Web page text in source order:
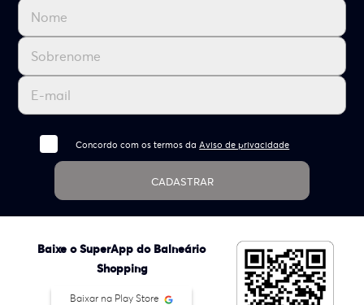
Concordo com os termos daAviso de privacidade
CADASTRAR
Baixe o SuperApp do Balneário
Shopping
Baixar na Play Store